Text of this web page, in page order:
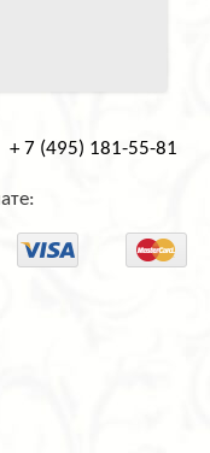
+ 7 (495) 181-55-81